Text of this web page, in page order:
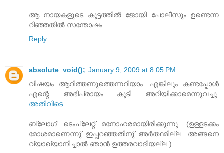
ആ നായകളുടെ കൂട്ടത്തില്‍ ജോയി പോലീസും ഉണ്ടെന്ന
റിഞ്ഞതില്‍ സന്തോഷം
Reply
absolute_void(); January 9, 2009 at 8:05 PM
വിഷയം ആറിത്തണുത്തെന്നറിയാം. എങ്കിലും കണ്ടപ്പോള്‍
എന്റെ അഭിപ്രായം കൂടി അറിയിക്കാമെന്നുവച്ചു.
അതിവിടെ.
ബ്ലോഗ് ടെംപ്ലേറ്റ് മനോഹരമായിരിക്കുന്നു. (ഉള്ളടക്കം
മോശമാണെന്നു് ഇപ്പറഞ്ഞതിനു് അര്‍ത്ഥമില്ല. അങ്ങനെ
വ്യാഖ്യാനിച്ചാല്‍ ഞാന്‍ ഉത്തരവാദിയല്ല.)